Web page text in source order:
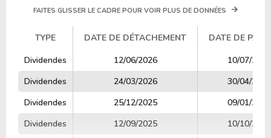
FAITES GLISSER LE CADRE POUR VOIR PLUS DE DONNÉES
TYPE DATE DE DÉTACHEMENT
DATE DE
TYPE
DATE DE DÉTACHEMENT DATE DE
Dividendes 12/06/2026
10/07/2026
Dividendes
24/03/2026
30/04/2026
Dividendes
25/12/2025
09/01/2026
Dividendes
12/09/2025
10/10/2025